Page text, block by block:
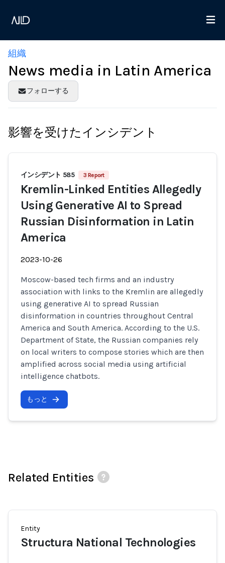
組織
News media in Latin America
フォローする
影響を受けたインシデント
インシデント 585 3 Report
Kremlin-Linked Entities Allegedly
Using Generative AI to Spread
Russian Disinformation in Latin
America
2023-10-26
Moscow-based tech firms and an industry
association with links to the Kremlin are allegedly
using generative AI to spread Russian
disinformation in countries throughout Central
America and South America. According to the U.S.
Department of State, the Russian companies rely
on local writers to compose stories which are then
amplified across social media using artificial
intelligence chatbots.
もっと
Related Entities
Entity
Structura National Technologies